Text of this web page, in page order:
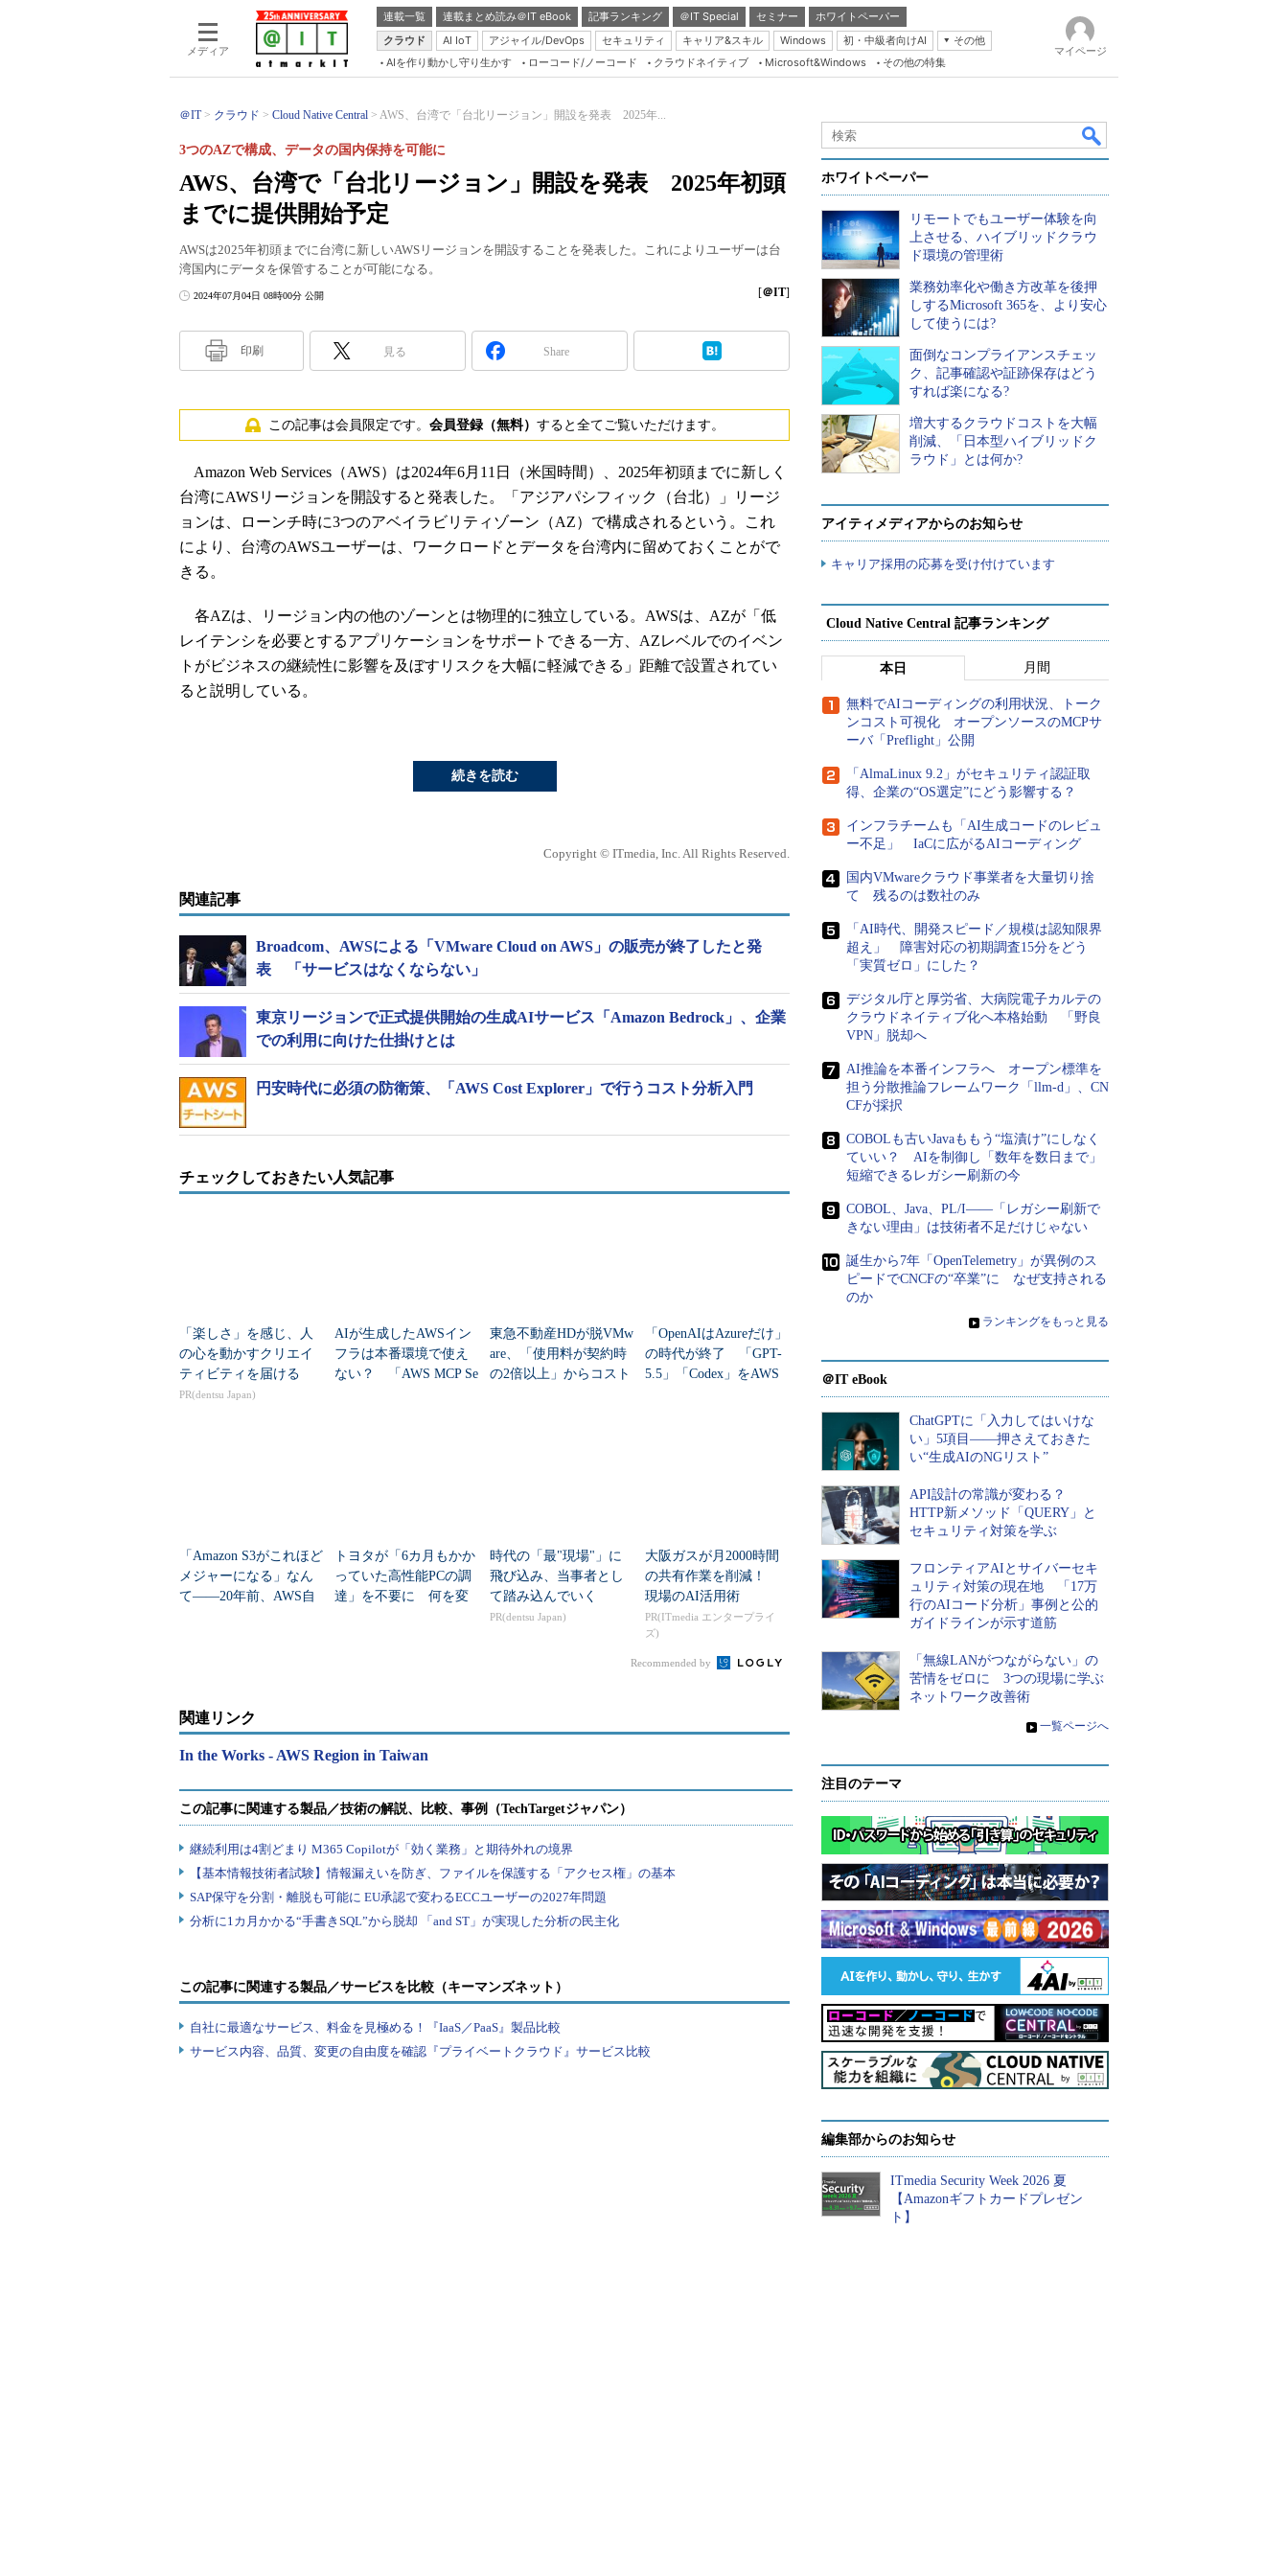
メディア
連載一覧 連載まとめ読み＠IT eBook 記事ランキング ＠IT Special セミナー
ホワイトペーパー
クラウド
AI IoT アジャイル/DevOps セキュリティ キャリア&スキル Windows 初・中級者向けAI
その他
Server & Storage
Java Agile
Database Expert
Linux ＆ OSS
Master of IP Network
ブログ
AIを作り動かし守り生かす ローコード/ノーコード クラウドネイティブ Microsoft&Windows その他の特集
マイページ
＠IT クラウド Cloud Native Central AWS、台湾で「台北リージョン」開設を発表 2025年...
AWS、台湾で「台北リージョン」開設を発表 2025年初頭
までに提供開始予定
3つのAZで構成、データの国内保持を可能に
AWSは2025年初頭までに台湾に新しいAWSリージョンを開設することを発表した。これによりユーザーは台
湾国内にデータを保管することが可能になる。
2024年07月04日 08時00分 公開 [＠IT]
印刷 見る Share
この記事は会員限定です。 会員登録（無料） すると全てご覧いただけます。
Amazon Web Services（AWS）は2024年6月11日（米国時間）、2025年初頭までに新しく
台湾にAWSリージョンを開設すると発表した。「アジアパシフィック（台北）」リージ
ョンは、ローンチ時に3つのアベイラビリティゾーン（AZ）で構成されるという。これ
により、台湾のAWSユーザーは、ワークロードとデータを台湾内に留めておくことがで
きる。
各AZは、リージョン内の他のゾーンとは物理的に独立している。AWSは、AZが「低
レイテンシを必要とするアプリケーションをサポートできる一方、AZレベルでのイベン
トがビジネスの継続性に影響を及ぼすリスクを大幅に軽減できる」距離で設置されてい
ると説明している。
続きを読む
Copyright © ITmedia, Inc. All Rights Reserved.
関連記事
Broadcom、AWSによる「VMware Cloud on AWS」の販売が終了したと発
表 「サービスはなくならない」
東京リージョンで正式提供開始の生成AIサービス「Amazon Bedrock」、企業
での利用に向けた仕掛けとは
円安時代に必須の防衛策、「AWS Cost Explorer」で行うコスト分析入門
チェックしておきたい人気記事
「楽しさ」を感じ、人
の心を動かすクリエイ
ティビティを届ける
PR(dentsu Japan)
AIが生成したAWSイン
フラは本番環境で使え
ない？ 「AWS MCP Se
東急不動産HDが脱VMw
are、「使用料が契約時
の2倍以上」からコスト
「OpenAIはAzureだけ」
の時代が終了 「GPT-
5.5」「Codex」をAWS
「Amazon S3がこれほど
メジャーになる」なん
て――20年前、AWS自
トヨタが「6カ月もかか
っていた高性能PCの調
達」を不要に 何を変
時代の「最"現場"」に
飛び込み、当事者とし
て踏み込んでいく
PR(dentsu Japan)
大阪ガスが月2000時間
の共有作業を削減！
現場のAI活用術
PR(ITmedia エンタープライ
ズ)
Recommended by
関連リンク
In the Works - AWS Region in Taiwan
この記事に関連する製品／サービスを比較（キーマンズネット）
自社に最適なサービス、料金を見極める！『IaaS／PaaS』製品比較
サービス内容、品質、変更の自由度を確認『プライベートクラウド』サービス比較
ホワイトペーパー
リモートでもユーザー体験を向
上させる、ハイブリッドクラウ
ド環境の管理術
業務効率化や働き方改革を後押
しするMicrosoft 365を、より安心
して使うには?
面倒なコンプライアンスチェッ
ク、記事確認や証跡保存はどう
すれば楽になる?
増大するクラウドコストを大幅
削減、「日本型ハイブリッドク
ラウド」とは何か?
アイティメディアからのお知らせ
キャリア採用の応募を受け付けています
Cloud Native Central 記事ランキング
本日 月間
無料でAIコーディングの利用状況、トーク
ンコスト可視化 オープンソースのMCPサ
ーバ「Preflight」公開
「AlmaLinux 9.2」がセキュリティ認証取
得、企業の“OS選定”にどう影響する？
インフラチームも「AI生成コードのレビュ
ー不足」 IaCに広がるAIコーディング
国内VMwareクラウド事業者を大量切り捨
て 残るのは数社のみ
「AI時代、開発スピード／規模は認知限界
超え」 障害対応の初期調査15分をどう
「実質ゼロ」にした？
デジタル庁と厚労省、大病院電子カルテの
クラウドネイティブ化へ本格始動 「野良
VPN」脱却へ
AI推論を本番インフラへ オープン標準を
担う分散推論フレームワーク「llm-d」、CN
CFが採択
COBOLも古いJavaももう“塩漬け”にしなく
ていい？ AIを制御し「数年を数日まで」
短縮できるレガシー刷新の今
COBOL、Java、PL/I――「レガシー刷新で
きない理由」は技術者不足だけじゃない
誕生から7年「OpenTelemetry」が異例のス
ピードでCNCFの“卒業”に なぜ支持される
のか
» ランキングをもっと見る
＠IT eBook
ChatGPTに「入力してはいけな
い」5項目――押さえておきた
い“生成AIのNGリスト”
API設計の常識が変わる？
HTTP新メソッド「QUERY」と
セキュリティ対策を学ぶ
フロンティアAIとサイバーセキ
ュリティ対策の現在地 「17万
行のAIコード分析」事例と公的
ガイドラインが示す道筋
「無線LANがつながらない」の
苦情をゼロに 3つの現場に学ぶ
ネットワーク改善術
» 一覧ページへ
注目のテーマ
編集部からのお知らせ
ITmedia Security Week 2026 夏
【Amazonギフトカードプレゼン
ト】